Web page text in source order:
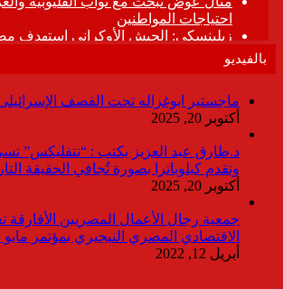
بالفيديو
ماجستير ابوغزاله تحت القصف
أكتوبر 20, 2025
د.طارق عبد العزيز يكتب : “نتفليكس”
وتقدم كيلوباترا بصورة تُجافي الحقيقة
أكتوبر 20, 2025
جمعية رجال الأعمال المصريين الأفارقة
الاقتصادي المصري النيجيري بمؤتمر مايو
أبريل 12, 2022